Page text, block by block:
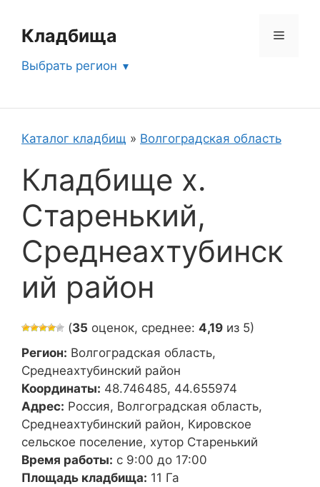
содержимому
Кладбища Меню
Выбрать регион
Каталог кладбищ » Волгоградская область
Кладбище х.
Старенький,
Среднеахтубинск
ий район
(35 оценок, среднее: 4,19 из 5)
Регион: Волгоградская область,
Среднеахтубинский район
Координаты: 48.746485, 44.655974
Адрес: Россия, Волгоградская область,
Среднеахтубинский район, Кировское
сельское поселение, хутор Старенький
Время работы: с 9:00 до 17:00
Площадь кладбища: 11 Га